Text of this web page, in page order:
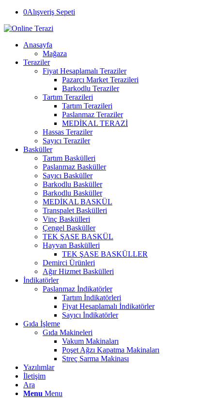
0Alışveriş Sepeti
Anasayfa
Mağaza
Teraziler
Fiyat Hesaplamalı Teraziler
Pazarcı Market Terazileri
Barkodlu Teraziler
Tartım Terazileri
Tartım Terazileri
Paslanmaz Teraziler
MEDİKAL TERAZİ
Hassas Teraziler
Sayıcı Teraziler
Basküller
Tartım Baskülleri
Paslanmaz Basküller
Sayıcı Basküller
Barkodlu Basküller
Barkodlu Basküller
MEDİKAL BASKÜL
Transpalet Baskülleri
Vinç Baskülleri
Çengel Basküller
TEK ŞASE BASKÜL
Hayvan Baskülleri
TEK ŞASE BASKÜLLER
Demirci Ürünleri
Ağır Hizmet Baskülleri
İndikatörler
Paslanmaz İndikatörler
Tartım İndikatörleri
Fiyat Hesaplamalı İndikatörler
Sayıcı İndikatörler
Gıda İşleme
Gıda Makineleri
Vakum Makinaları
Poşet Ağzı Kapatma Makinaları
Streç Sarma Makinası
Yazılımlar
İletişim
Ara
Menu Menu